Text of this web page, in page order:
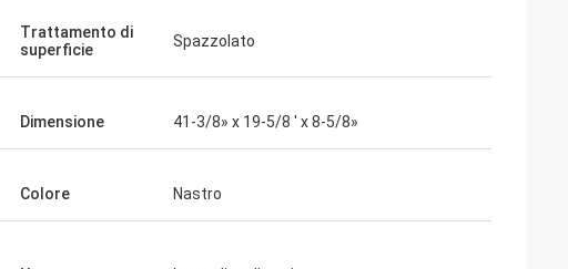
Trattamento di
superficie
Spazzolato
Dimensione 41-3/8» x 19-5/8 ' x 8-5/8»
Colore Nastro